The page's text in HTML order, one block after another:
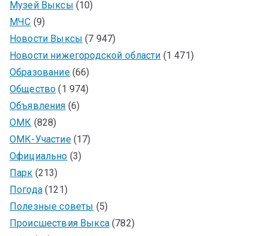
Музей Выксы (10)
МЧС (9)
Новости Выксы (7 947)
Новости нижегородской области (1 471)
Образование(66)
Общество (1 974)
Объявления (6)
ОМК (828)
ОМК-Участие(17)
Официально (3)
Парк (213)
Погода(121)
Полезные советы (5)
Происшествия Выкса(782)